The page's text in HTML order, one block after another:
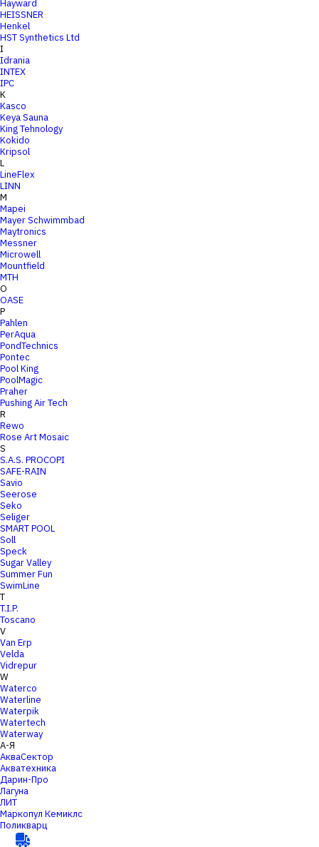
Hayward
HEISSNER
Henkel
HST Synthetics Ltd
I
Idrania
INTEX
IPC
K
Kasco
Keya Sauna
King Tehnology
Kokido
Kripsol
L
LineFlex
LINN
M
Mapei
Mayer Schwimmbad
Maytronics
Messner
Microwell
Mountfield
MTH
O
OASE
P
Pahlen
PerAqua
PondTechnics
Pontec
Pool King
PoolMagic
Praher
Pushing Air Tech
R
Rewo
Rose Art Mosaic
S
S.A.S. PROCOPI
SAFE-RAIN
Savio
Seerose
Seko
Seliger
SMART POOL
Soll
Speck
Sugar Valley
Summer Fun
SwimLine
T
T.I.P.
Toscano
V
Van Erp
Velda
Vidrepur
W
Waterco
Waterline
Waterpik
Watertech
Waterway
А-Я
АкваСектор
Акватехника
Дарин-Про
Лагуна
ЛИТ
Маркопул Кемиклс
Поликварц